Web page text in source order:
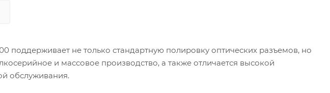
поддерживает не только стандартную полировку оптических разъемов, но
и массовое производство, а также отличается высокой
обслуживания.